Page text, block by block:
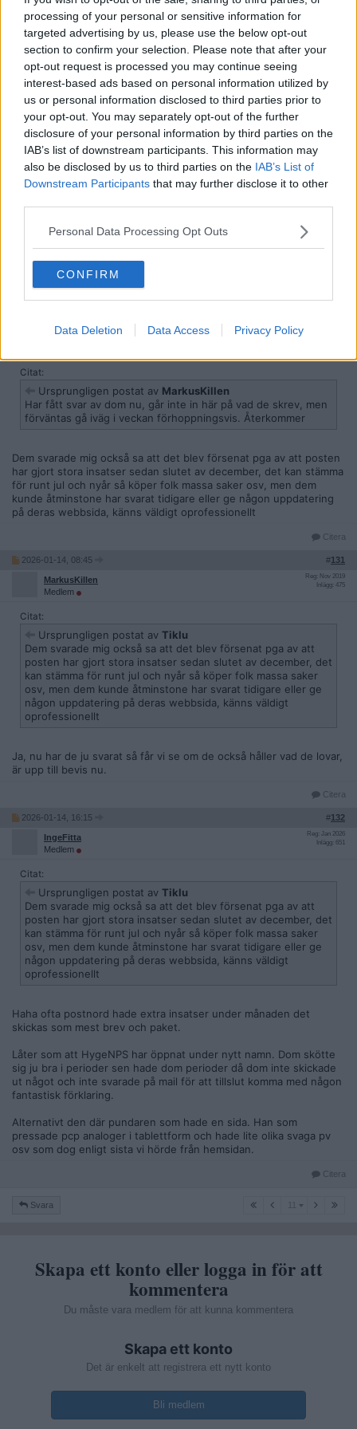
processing of your personal or sensitive information for
targeted advertising by us, please use the below opt-out
section to confirm your selection. Please note that after your
opt-out request is processed you may continue seeing
interest-based ads based on personal information utilized by
us or personal information disclosed to third parties prior to
your opt-out. You may separately opt-out of the further
disclosure of your personal information by third parties on the
IAB’s list of downstream participants. This information may
also be disclosed by us to third parties on the IAB’s List of
Downstream Participants that may further disclose it to other
Personal Data Processing Opt Outs
CONFIRM
Data Deletion Data Access Privacy Policy
Avslutad
Dom har alltid skickat inom en vecka när jag beställt, skriv gärna
hur det går så man vet om man vågar dra iväg en order.
2026-01-13, 10:09 #
superkingpin
Medlem
Reg: Jul 2003
jag har inte heller varken hört eller fått något så håller med
föregående om att inte beställa från dom tills vidare.
Medlem
förväntas gå iväg i veckan förhoppningsvis. Återkommer
Tiklu
Citat:
Ursprungligen postat av MarkusKillen
Har fått svar av dom nu, går inte in här på vad de skrev, men
förväntas gå iväg i veckan förhoppningsvis. Återkommer
Dem svarade mig också sa att det blev försenat pga av att posten
har gjort stora insatser sedan slutet av december, det kan stämma
för runt jul och nyår så köper folk massa saker osv, men dem
kunde åtminstone har svarat tidigare eller ge någon uppdatering
på deras webbsida, känns väldigt oprofessionellt
Citera
2026-01-14, 08:45 #131
MarkusKillen
Medlem
Reg: Nov 2019
Inlägg: 475
Citat:
Ursprungligen postat av Tiklu
Dem svarade mig också sa att det blev försenat pga av att
posten har gjort stora insatser sedan slutet av december, det
kan stämma för runt jul och nyår så köper folk massa saker
osv, men dem kunde åtminstone har svarat tidigare eller ge
någon uppdatering på deras webbsida, känns väldigt
oprofessionellt
Ja, nu har de ju svarat så får vi se om de också håller vad de lovar,
är upp till bevis nu.
Citera
2026-01-14, 16:15 #132
IngeFitta
Medlem
Reg: Jan 2026
Inlägg: 651
Citat:
Ursprungligen postat av Tiklu
Dem svarade mig också sa att det blev försenat pga av att
posten har gjort stora insatser sedan slutet av december, det
kan stämma för runt jul och nyår så köper folk massa saker
osv, men dem kunde åtminstone har svarat tidigare eller ge
någon uppdatering på deras webbsida, känns väldigt
oprofessionellt
Haha ofta postnord hade extra insatser under månaden det
skickas som mest brev och paket.
Låter som att HygeNPS har öppnat under nytt namn. Dom skötte
sig ju bra i perioder sen hade dom perioder då dom inte skickade
ut något och inte svarade på mail för att tillslut komma med någon
fantastisk förklaring.
Alternativt den där pundaren som hade en sida. Han som
pressade pcp analoger i tablettform och hade lite olika svaga pv
osv som dog enligt sista vi hörde från hemsidan.
Citera
Svara
Skapa ett konto eller logga in för att
kommentera
Du måste vara medlem för att kunna kommentera
Skapa ett konto
Det är enkelt att registrera ett nytt konto
Bli medlem